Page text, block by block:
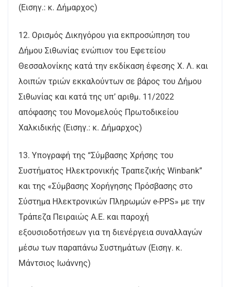
(Εισηγ.: κ. Δήμαρχος)
12. Ορισμός Δικηγόρου για εκπροσώπηση του
Δήμου Σιθωνίας ενώπιον του Εφετείου
Θεσσαλονίκης κατά την εκδίκαση έφεσης Χ. Λ. και
λοιπών τριών εκκαλούντων σε βάρος του Δήμου
Σιθωνίας και κατά της υπ’ αριθμ. 11/2022
απόφασης του Μονομελούς Πρωτοδικείου
Χαλκιδικής (Εισηγ.: κ. Δήμαρχος)
13. Υπογραφή της “Σύμβασης Χρήσης του
Συστήματος Ηλεκτρονικής Τραπεζικής Winbank”
και της «Σύμβασης Χορήγησης Πρόσβασης στο
Σύστημα Ηλεκτρονικών Πληρωμών e-PPS» με την
Τράπεζα Πειραιώς Α.Ε. και παροχή
εξουσιοδοτήσεων για τη διενέργεια συναλλαγών
μέσω των παραπάνω Συστημάτων (Εισηγ. κ.
Μάντσιος Ιωάννης)